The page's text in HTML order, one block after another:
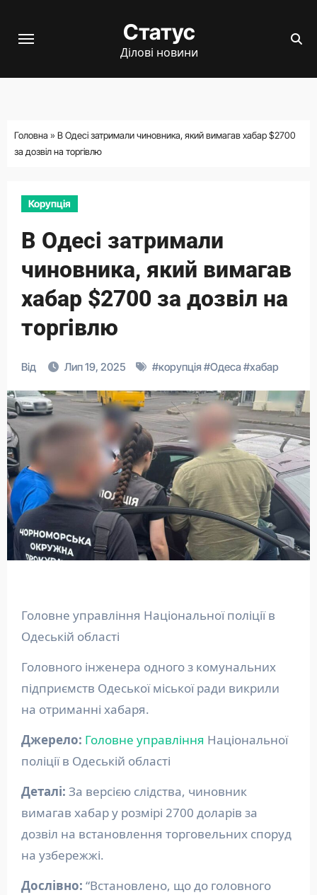
Статус
Ділові новини
Головна » В Одесі затримали чиновника, який вимагав хабар $2700
за дозвіл на торгівлю
Корупція
В Одесі затримали
чиновника, який вимагав
хабар $2700 за дозвіл на
торгівлю
Від Лип 19, 2025 #корупція #Одеса#хабар
Головне управління Національної поліції в
Одеській області
Головного інженера одного з комунальних
підприємств Одеської міської ради викрили
на отриманні хабаря.
Джерело: Головне управління Національної
поліції в Одеській області
Деталі: За версією слідства, чиновник
вимагав хабар у розмірі 2700 доларів за
дозвіл на встановлення торговельних споруд
на узбережжі.
Дослівно: “Встановлено, що до головного